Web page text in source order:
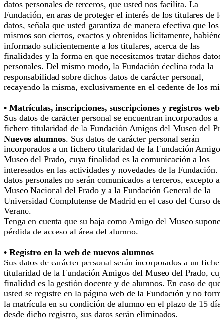
datos personales de terceros, que usted nos facilita. La
Fundación, en aras de proteger el interés de los titulares de
datos, señala que usted garantiza de manera efectiva que los
mismos son ciertos, exactos y obtenidos lícitamente,
informado suficientemente a los titulares, acerca de las
finalidades y la forma en que necesitamos tratar dichos
personales. Del mismo modo, la Fundación declina toda la
responsabilidad sobre dichos datos de carácter personal,
recayendo la misma, exclusivamente en el cedente de los
• Matrículas, inscripciones, suscripciones y registros web
Sus datos de carácter personal se encuentran incorporados a
fichero titularidad de la Fundación Amigos del Museo del
Nuevos alumnos. Sus datos de carácter personal serán
incorporados a un fichero titularidad de la Fundación
Museo del Prado, cuya finalidad es la comunicación a los
interesados en las actividades y novedades de la Fundación.
datos personales no serán comunicados a terceros, excepto
Museo Nacional del Prado y a la Fundación General de la
Universidad Complutense de Madrid en el caso del Curso
Verano.
Tenga en cuenta que su baja como Amigo del Museo
pérdida de acceso al área del alumno.
• Registro en la web de nuevos alumnos
Sus datos de carácter personal serán incorporados a un
titularidad de la Fundación Amigos del Museo del Prado,
finalidad es la gestión docente y de alumnos. En caso de
usted se registre en la página web de la Fundación y no
la matrícula en su condición de alumno en el plazo de 15
desde dicho registro, sus datos serán eliminados.